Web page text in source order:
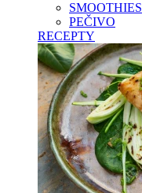
SMOOTHIES
PEČIVO
RECEPTY